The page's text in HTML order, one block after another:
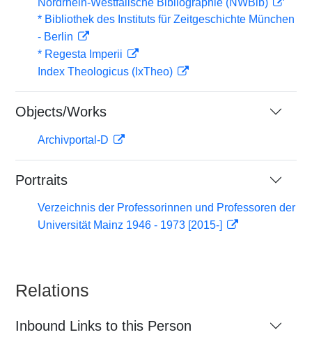
Nordrhein-Westfälische Bibliographie (NWBib)
* Bibliothek des Instituts für Zeitgeschichte München
- Berlin
* Regesta Imperii
Index Theologicus (IxTheo)
Objects/Works
Archivportal-D
Portraits
Verzeichnis der Professorinnen und Professoren der
Universität Mainz 1946 - 1973 [2015-]
Relations
Inbound Links to this Person